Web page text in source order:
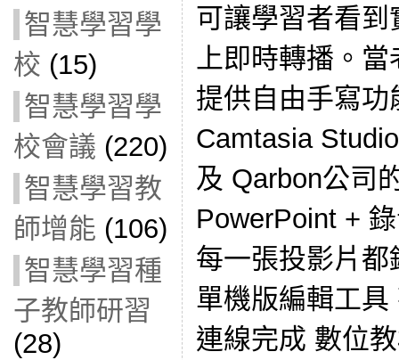
智慧學習學
校 (15)
智慧學習學
校會議 (220)
智慧學習教
師增能 (106)
智慧學習種
子教師研習
(28)
可讓學習者看
上即時轉播。
提供自由手寫
Camtasia
及 Qarbon公司
PowerPoint +
每一張投影片
單機版編輯工
連線完成 數位